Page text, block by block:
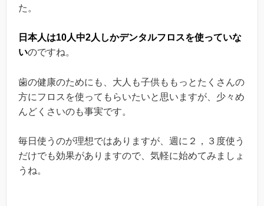
た。
日本人は10人中2人しかデンタルフロスを使っていな
いのですね。
歯の健康のためにも、大人も子供ももっとたくさんの
方にフロスを使ってもらいたいと思いますが、少々め
んどくさいのも事実です。
毎日使うのが理想ではありますが、週に２，３度使う
だけでも効果がありますので、気軽に始めてみましょ
うね。